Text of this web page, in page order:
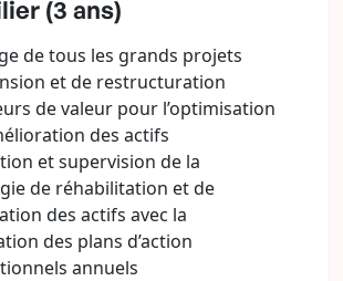
(3 ans)
de tous les grands projets
et de restructuration
de valeur pour l’optimisation
des actifs
et supervision de la
de réhabilitation et de
des actifs avec la
des plans d’action
annuels